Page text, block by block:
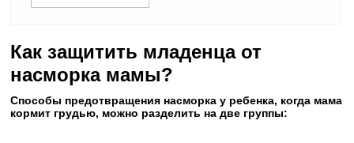
Как защитить младенца от
насморка мамы?
Способы предотвращения насморка у ребенка, когда мама
кормит грудью, можно разделить на две группы: